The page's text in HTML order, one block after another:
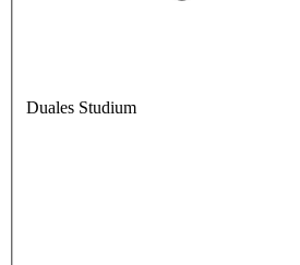
Duales Studium